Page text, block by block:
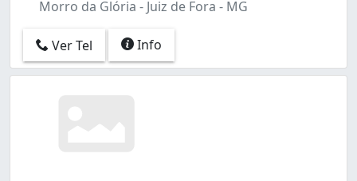
Morro da Glória - Juiz de Fora - MG
Ver Tel Info